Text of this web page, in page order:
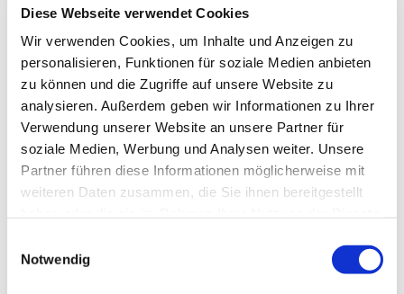
Diese Webseite verwendet Cookies
Wir verwenden Cookies, um Inhalte und Anzeigen zu
personalisieren, Funktionen für soziale Medien anbieten
zu können und die Zugriffe auf unsere Website zu
analysieren. Außerdem geben wir Informationen zu Ihrer
Verwendung unserer Website an unsere Partner für
soziale Medien, Werbung und Analysen weiter. Unsere
Partner führen diese Informationen möglicherweise mit
weiteren Daten zusammen, die Sie ihnen bereitgestellt
Notwendig